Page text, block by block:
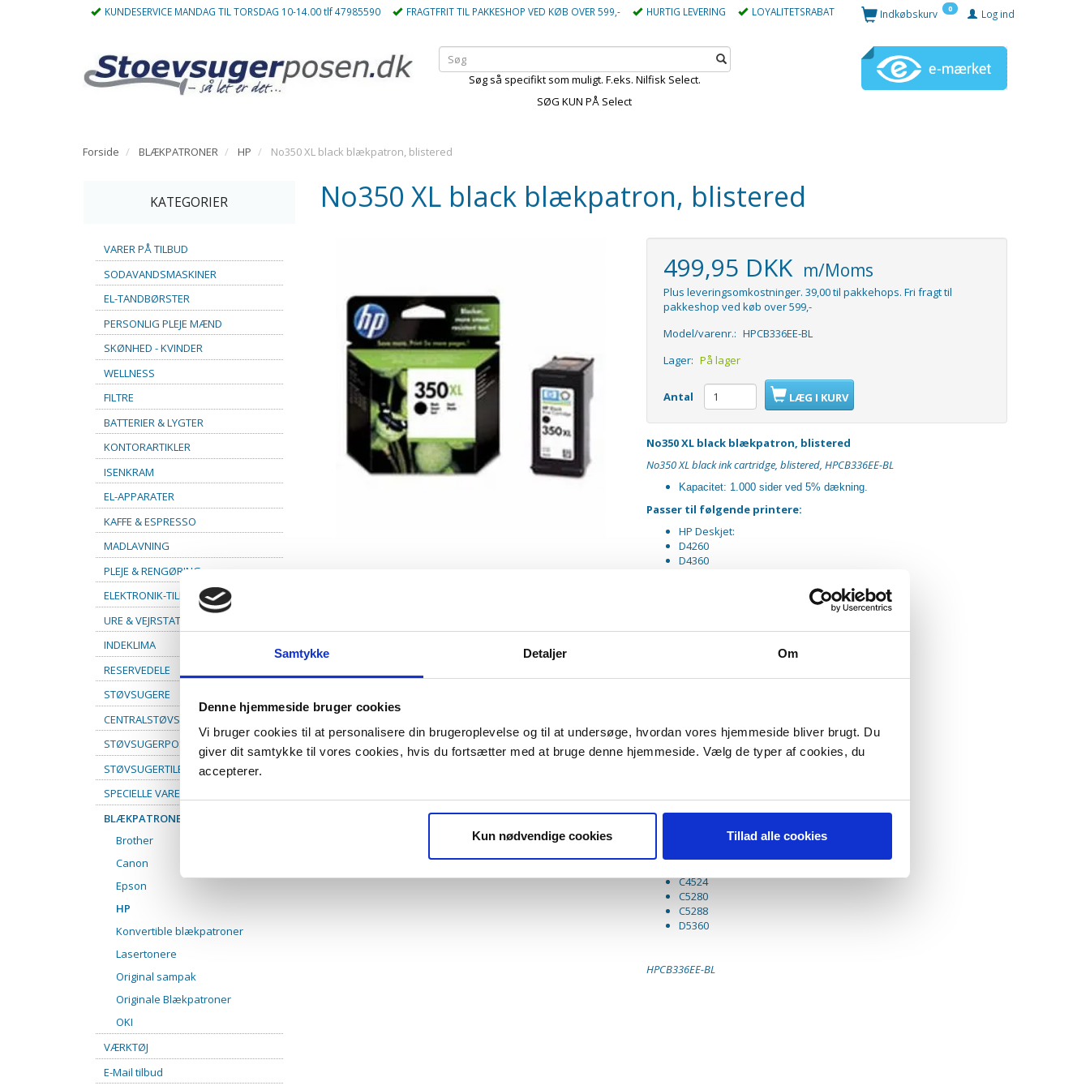
Samtykke Detaljer Om
Denne hjemmeside bruger cookies
Vi bruger cookies til at personalisere din brugeroplevelse og til at undersøge, hvordan vores hjemmeside bliver brugt. Du
giver dit samtykke til vores cookies, hvis du fortsætter med at bruge denne hjemmeside. Vælg de typer af cookies, du
accepterer.
Kun nødvendige cookies Tillad alle cookies
KUNDESERVICE MANDAG TIL TORSDAG 10-14.00 tlf 47985590 FRAGTFRIT TIL PAKKESHOP VED KØB OVER 599,- HURTIG LEVERING LOYALITETSRABAT Log ind
Indkøbskurv 0
Søg så specifikt som muligt. F.eks. Nilfisk Select.
SØG KUN PÅ Select
Forside BLÆKPATRONER HP No350 XL black blækpatron, blistered
KATEGORIER
VARER PÅ TILBUD
SODAVANDSMASKINER
EL-TANDBØRSTER
PERSONLIG PLEJE MÆND
SKØNHED - KVINDER
WELLNESS
FILTRE
BATTERIER & LYGTER
KONTORARTIKLER
ISENKRAM
EL-APPARATER
KAFFE & ESPRESSO
MADLAVNING
PLEJE & RENGØRING
ELEKTRONIK-TILBEHØR
URE & VEJRSTATIONER
INDEKLIMA
RESERVEDELE
STØVSUGERE
CENTRALSTØVSUGER
STØVSUGERPOSER
STØVSUGERTILBEHØR
SPECIELLE VARER
BLÆKPATRONER
Brother
Canon
Epson
HP
Konvertible blækpatroner
Lasertonere
Original sampak
Originale Blækpatroner
OKI
VÆRKTØJ
E-Mail tilbud
No350 XL black blækpatron, blistered
499,95 DKK m/Moms
Plus leveringsomkostninger. 39,00 til pakkehops. Fri fragt til
pakkeshop ved køb over 599,-
Model/varenr.: HPCB336EE-BL
Lager: På lager
Antal LÆG I KURV
No350 XL black blækpatron, blistered
No350 XL black ink cartridge, blistered, HPCB336EE-BL
Kapacitet: 1.000 sider ved 5% dækning.
Passer til følgende printere:
HP Deskjet:
D4260
D4360
J6410
HP Photosmart:
C4340
C4380
C4524
C5280
C5288
D5360
HPCB336EE-BL